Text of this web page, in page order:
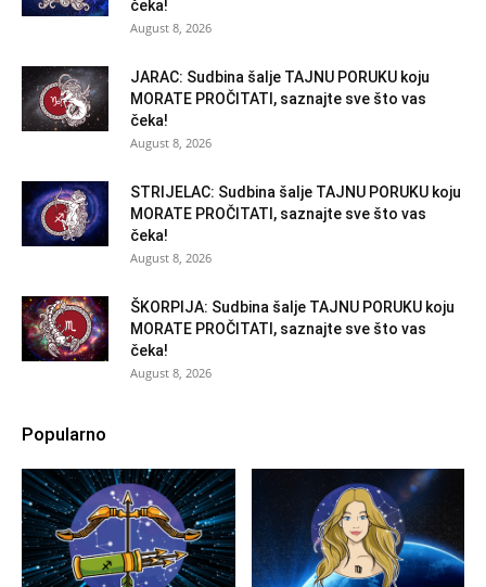
čeka!
August 8, 2026
JARAC: Sudbina šalje TAJNU PORUKU koju
MORATE PROČITATI, saznajte sve što vas
čeka!
August 8, 2026
STRIJELAC: Sudbina šalje TAJNU PORUKU koju
MORATE PROČITATI, saznajte sve što vas
čeka!
August 8, 2026
ŠKORPIJA: Sudbina šalje TAJNU PORUKU koju
MORATE PROČITATI, saznajte sve što vas
čeka!
August 8, 2026
Popularno